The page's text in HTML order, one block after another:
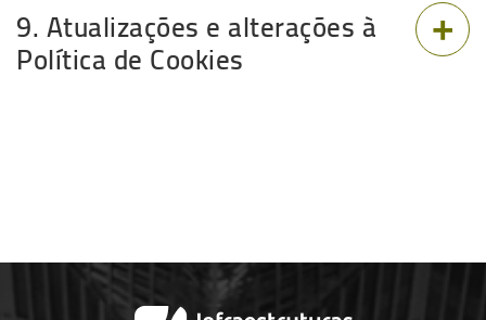
9. Atualizações e alterações à
Política de Cookies